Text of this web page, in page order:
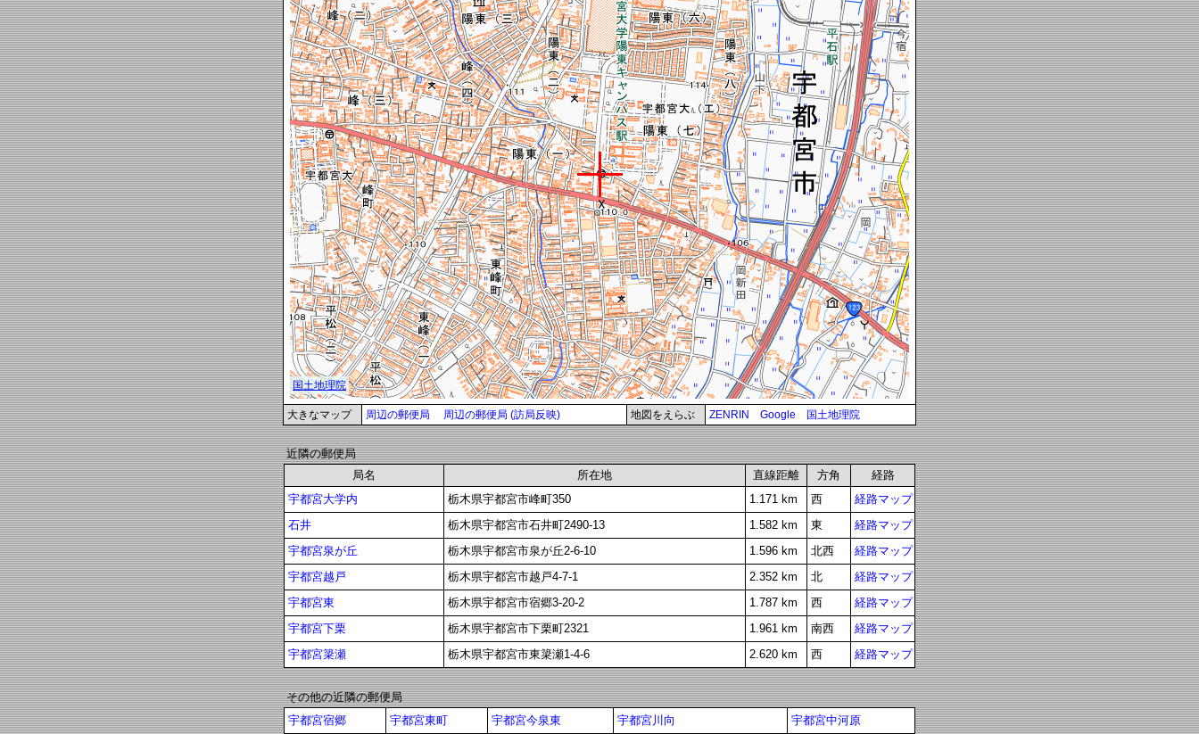
大きなマップ 周辺の郵便局 周辺の郵便局 (訪局反映) 地図をえらぶ ZENRIN Google 国土地理院
近隣の郵便局
局名
所在地 直線距離 方角
経路
宇都宮大学内
栃木県宇都宮市峰町350 1.171 km 西
経路マップ
石井
栃木県宇都宮市石井町2490-13 1.582 km 東
経路マップ
宇都宮泉が丘
栃木県宇都宮市泉が丘2-6-10 1.596 km 北西
経路マップ
宇都宮越戸
栃木県宇都宮市越戸4-7-1 2.352 km 北
経路マップ
宇都宮東
栃木県宇都宮市宿郷3-20-2 1.787 km 西
経路マップ
宇都宮下栗
栃木県宇都宮市下栗町2321 1.961 km 南西
経路マップ
宇都宮簗瀬
栃木県宇都宮市東簗瀬1-4-6 2.620 km 西 経路マップ
その他の近隣の郵便局
宇都宮宿郷
宇都宮東町 宇都宮今泉東 宇都宮川向 宇都宮中河原